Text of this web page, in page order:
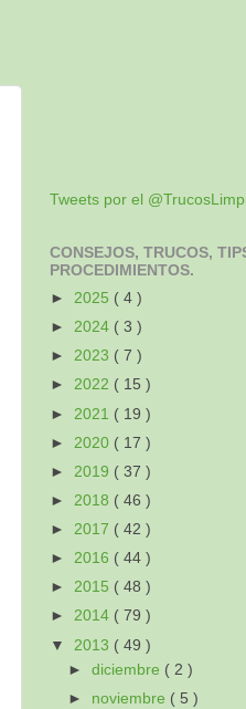
Tweets por el
CONSEJOS, TRUCOS,
PROCEDIMIENTOS.
► 2025 ( 4 )
► 2024 ( 3 )
► 2023 ( 7 )
► 2022 ( 15 )
► 2021 ( 19 )
► 2020 ( 17 )
► 2019 ( 37 )
► 2018 ( 46 )
► 2017 ( 42 )
► 2016 ( 44 )
► 2015 ( 48 )
► 2014 ( 79 )
▼ 2013 ( 49 )
►diciembre ( 2 )
► noviembre ( 5 )